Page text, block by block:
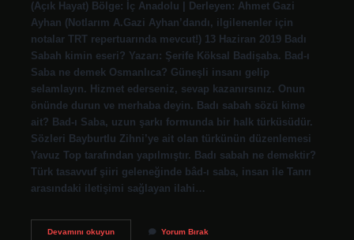
(Açık Hayat) Bölge: İç Anadolu | Derleyen: Ahmet Gazi
Ayhan (Notlarım A.Gazi Ayhan’dandı, ilgilenenler için
notalar TRT repertuarında mevcut!) 13 Haziran 2019 Badı
Sabah kimin eseri? Yazarı: Şerife Köksal Badişaba. Bad-ı
Saba ne demek Osmanlıca? Güneşli insanı gelip
selamlayın. Hizmet ederseniz, sevap kazanırsınız. Onun
önünde durun ve merhaba deyin. Badı sabah sözü kime
ait? Bad-ı Saba, uzun şarkı formunda bir halk türküsüdür.
Sözleri Bayburtlu Zihni’ye ait olan türkünün düzenlemesi
Yavuz Top tarafından yapılmıştır. Badı sabah ne demektir?
Türk tasavvuf şiiri geleneğinde bâd-ı saba, insan ile Tanrı
arasındaki iletişimi sağlayan ilahi…
Devamını okuyunBad
Yorum Bırak